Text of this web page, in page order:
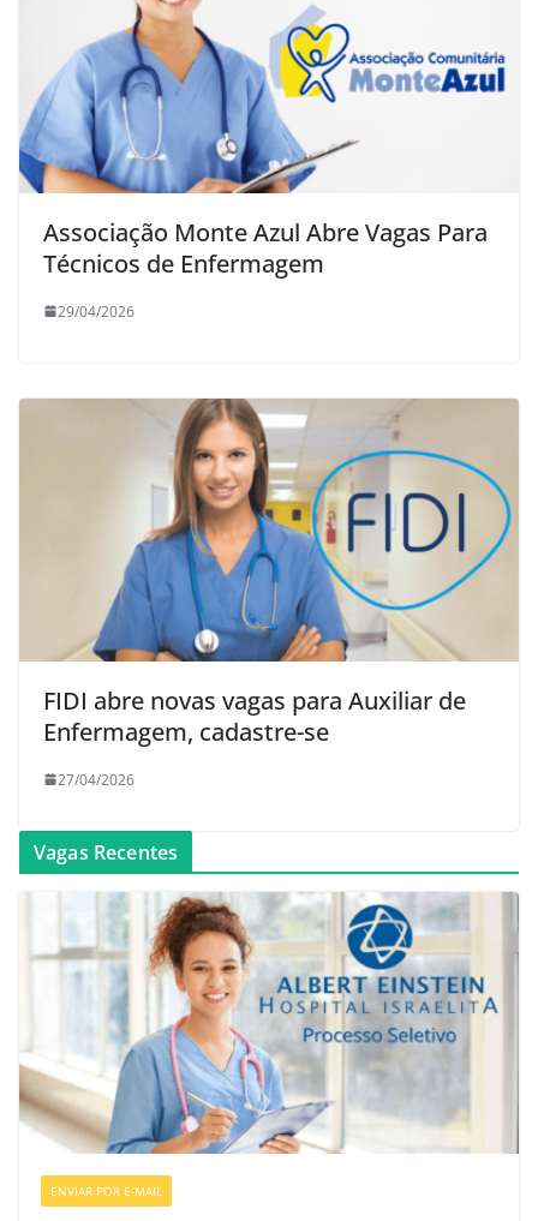
Associação Monte Azul Abre Vagas Para
Técnicos de Enfermagem
29/04/2026
FIDI abre novas vagas para Auxiliar de
Enfermagem, cadastre-se
27/04/2026
Vagas Recentes
ENVIAR POR E-MAIL